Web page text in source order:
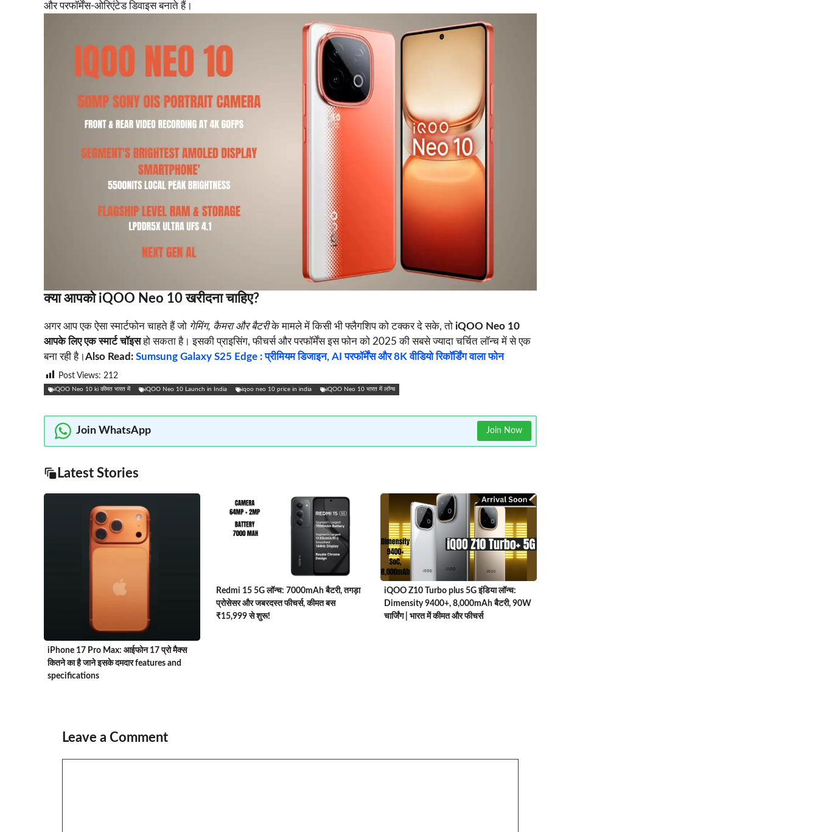
और परफॉर्मेंस-ओरिएंटेड डिवाइस बनाते हैं।
क्या आपको iQOO Neo 10 खरीदना चाहिए?
अगर आप एक ऐसा स्मार्टफोन चाहते हैं जो गेमिंग, कैमरा और बैटरीके मामले में किसी भी फ्लैगशिप को टक्कर दे सके, तो iQOO Neo 10
आपके लिए एक स्मार्ट चॉइसहो सकता है। इसकी प्राइसिंग, फीचर्स और परफॉर्मेंस इस फोन को 2025 की सबसे ज्यादा चर्चित लॉन्च में से एक
बना रही है।Also Read: Sumsung Galaxy S25 Edge : प्रीमियम डिजाइन, AI परफॉर्मेंस और 8K वीडियो रिकॉर्डिंग वाला फोन
Post Views: 212
iQOO Neo 10 ki कीमत भारत में iQOO Neo 10 Launch in India iqoo neo 10 price in india iQOO Neo 10 भारत में लॉन्च
Join WhatsApp Join Now
Latest Stories
iPhone 17 Pro Max: आईफोन 17 प्रो मैक्स
कितने का है जाने इसके दमदार features and
specifications
Redmi 15 5G लॉन्च: 7000mAh बैटरी, तगड़ा
प्रोसेसर और जबरदस्त फीचर्स, कीमत बस
₹15,999 से शुरू!
iQOO Z10 Turbo plus 5G इंडिया लॉन्च:
Dimensity 9400+, 8,000mAh बैटरी, 90W
चार्जिंग | भारत में कीमत और फीचर्स
Leave a Comment